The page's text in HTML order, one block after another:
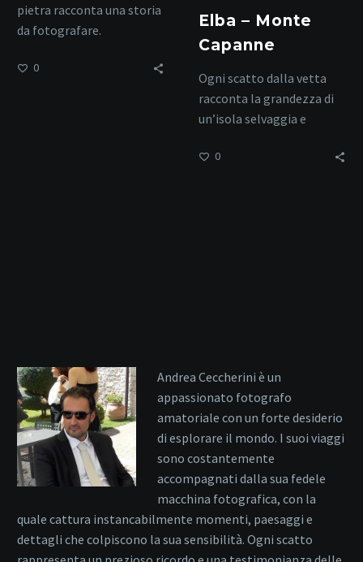
pietra racconta una storia
da fotografare.
0
Elba – Monte
Capanne
Ogni scatto dalla vetta
racconta la grandezza di
un’isola selvaggia e
0
Andrea Ceccherini è un
appassionato fotografo
amatoriale con un forte desiderio
di esplorare il mondo. I suoi viaggi
sono costantemente
accompagnati dalla sua fedele
macchina fotografica, con la
quale cattura instancabilmente momenti, paesaggi e
dettagli che colpiscono la sua sensibilità. Ogni scatto